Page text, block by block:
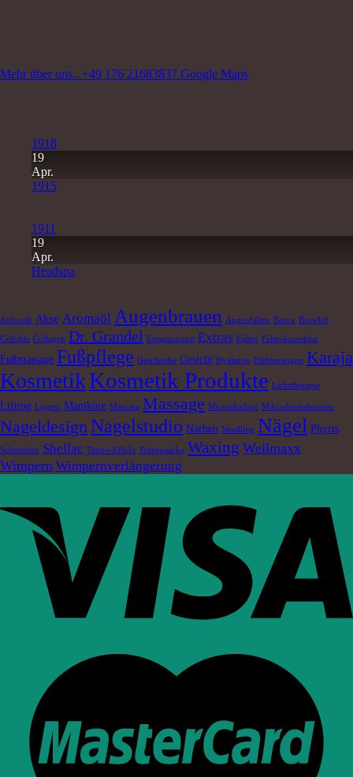
Mehr über uns.. +49 176 21683837 Google Maps
1918
19
Apr.
1915
1911
19
Apr.
Headspa
Airbrush Akne Aromaöl Augenbrauen Augenfalten Botox Browlift
Cellulite Collagen Dr. Grandel Entspannung Extras Falten Faltenkorrektur
Fußmassage Fußpflege Geschenke Gesicht Hyaluron Hühneraugen Karaja
KosmetikKosmetik Produkte Lichttherapie
Lifting Lippen Maniküre Mascara Massage Microshading Mikrodermabrasion
NageldesignNagelstudio Narben Needling Nägel Phyris
Schrunden Shellac Tattoo-Effekt Tränensäcke Waxing Wellmaxx
Wimpern Wimpernverlängerung